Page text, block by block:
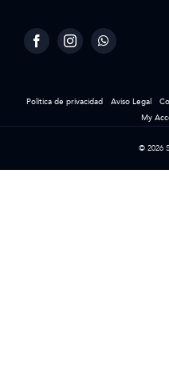
Política de privacidad Aviso Legal
My
© 2026